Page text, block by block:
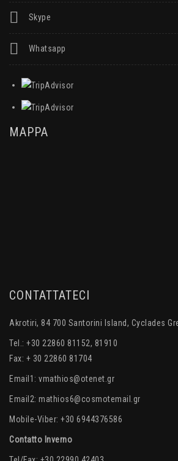
Skype
Whatsapp
MAPPA
CONTATTATECI
Akrotiri, 84 700 Santorini Island, Cyclades
Tel.: +30 22860 81152, 81910
Fax: + 30 22860 81704
Email1: vmathios@otenet.gr
Email2: mathios6@cosmotemail.gr
Mobile-Viber: +30 6944376586
Contatto Inverno